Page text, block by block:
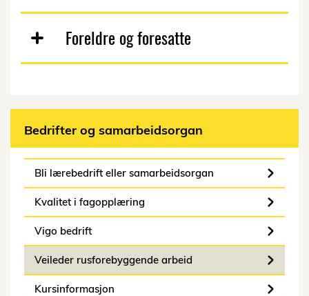
Foreldre og foresatte
Bedrifter og samarbeidsorgan
Bli lærebedrift eller samarbeidsorgan
Kvalitet i fagopplæring
Vigo bedrift
Veileder rusforebyggende arbeid
Kursinformasjon